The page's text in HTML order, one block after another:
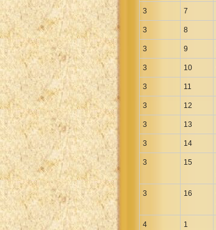
3 7
3 8
3 9
3 10
3 11
3 12
3 13
3 14
3 15
3 16
4 1